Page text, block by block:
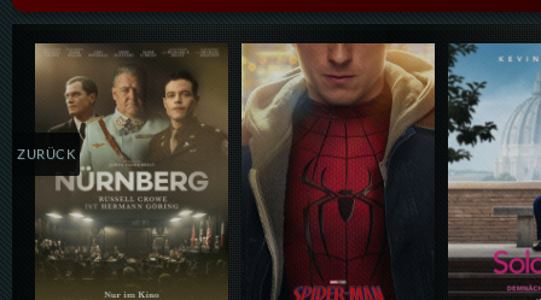
Details,Play Details,Play
ZURÜCK